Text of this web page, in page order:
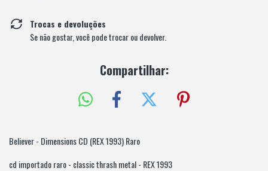
Trocas e devoluções
Se não gostar, você pode trocar ou devolver.
Compartilhar:
Believer - Dimensions CD (REX 1993) Raro
cd importado raro - classic thrash metal - REX 1993